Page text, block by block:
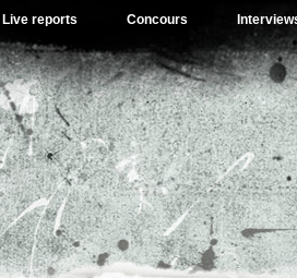
Live reports Concours